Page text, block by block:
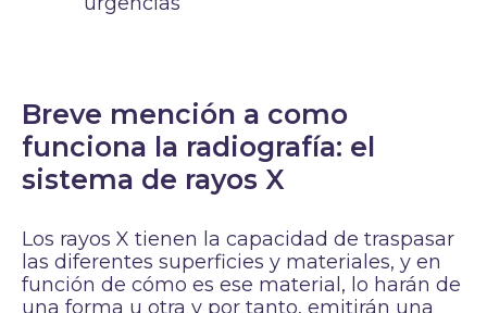
Breve mención a como
funciona la radiografía: el
sistema de rayos X
Los rayos X tienen la capacidad de traspasar
las diferentes superficies y materiales, y en
función de cómo es ese material, lo harán de
una forma u otra y por tanto, emitirán una